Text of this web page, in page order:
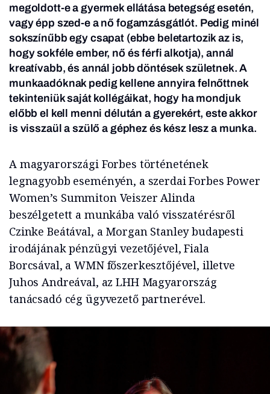
megoldott-e a gyermek ellátása betegség esetén,
vagy épp szed-e a nő fogamzásgátlót. Pedig minél
sokszínűbb egy csapat (ebbe beletartozik az is,
hogy sokféle ember, nő és férfi alkotja), annál
kreatívabb, és annál jobb döntések születnek. A
munkaadóknak pedig kellene annyira felnőttnek
tekinteniük saját kollégáikat, hogy ha mondjuk
előbb el kell menni délután a gyerekért, este akkor
is visszaül a szülő a géphez és kész lesz a munka.
A magyarországi Forbes történetének
legnagyobb eseményén, a szerdai Forbes Power
Women’s Summiton Veiszer Alinda
beszélgetett a munkába való visszatérésről
Czinke Beátával, a Morgan Stanley budapesti
irodájának pénzügyi vezetőjével, Fiala
Borcsával, a WMN főszerkesztőjével, illetve
Juhos Andreával, az LHH Magyarország
tanácsadó cég ügyvezető partnerével.